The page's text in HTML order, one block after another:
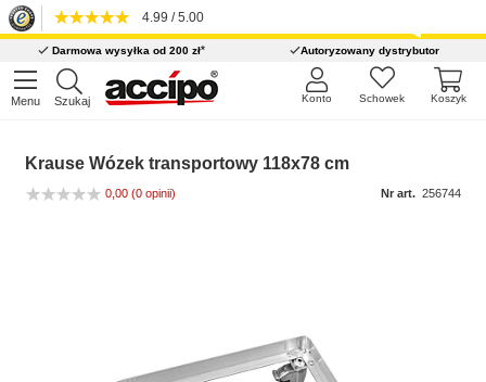
4.99 / 5.00
Darmowa wysyłka od 200 zł* Autoryzowany dystrybutor
Menu Szukaj Koszyk
Schowek
Konto
Krause Wózek transportowy 118x78 cm
0,00 (0 opinii) Nr art. 256744